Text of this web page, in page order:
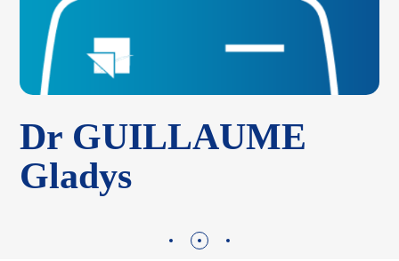
Dr GUILLAUME
Gladys